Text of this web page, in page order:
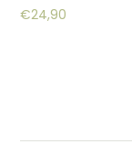
€24,90